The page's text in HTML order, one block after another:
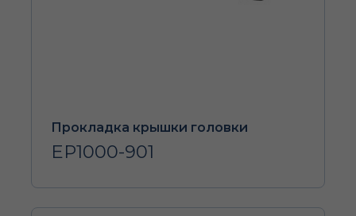
Прокладка крышки головки
EP1000-901